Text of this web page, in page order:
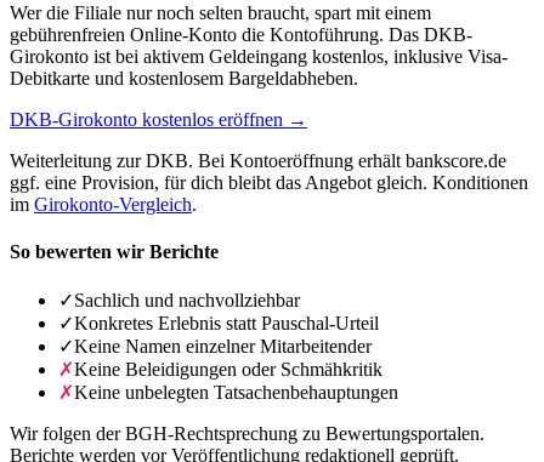
Wer die Filiale nur noch selten braucht, spart mit einem
gebührenfreien Online-Konto die Kontoführung. Das DKB-
Girokonto ist bei aktivem Geldeingang kostenlos, inklusive Visa-
Debitkarte und kostenlosem Bargeldabheben.
DKB-Girokonto kostenlos eröffnen →
Weiterleitung zur DKB. Bei Kontoeröffnung erhält bankscore.de
ggf. eine Provision, für dich bleibt das Angebot gleich. Konditionen
im Girokonto-Vergleich.
So bewerten wir Berichte
✓Sachlich und nachvollziehbar
✓Konkretes Erlebnis statt Pauschal-Urteil
✓Keine Namen einzelner Mitarbeitender
✗Keine Beleidigungen oder Schmähkritik
✗Keine unbelegten Tatsachenbehauptungen
Wir folgen der BGH-Rechtsprechung zu Bewertungsportalen.
Berichte werden vor Veröffentlichung redaktionell geprüft.